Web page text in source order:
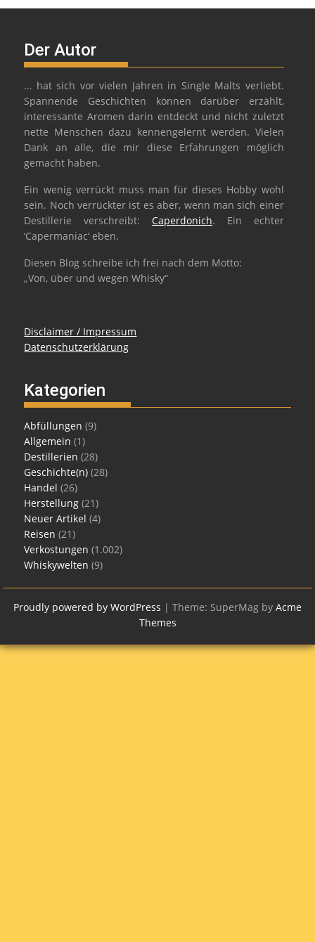
Der Autor
… hat sich vor vielen Jahren in Single Malts verliebt.
Spannende Geschichten können darüber erzählt,
interessante Aromen darin entdeckt und nicht zuletzt
nette Menschen dazu kennengelernt werden. Vielen
Dank an alle, die mir diese Erfahrungen möglich
gemacht haben.
Ein wenig verrückt muss man für dieses Hobby wohl
sein. Noch verrückter ist es aber, wenn man sich einer
Destillerie verschreibt: Caperdonich. Ein echter
‘Capermaniac‘ eben.
Diesen Blog schreibe ich frei nach dem Motto:
„Von, über und wegen Whisky“
Disclaimer / Impressum
Datenschutzerklärung
Kategorien
Abfüllungen (9)
Allgemein (1)
Destillerien (28)
Geschichte(n) (28)
Handel (26)
Herstellung (21)
Neuer Artikel (4)
Reisen (21)
Verkostungen (1.002)
Whiskywelten (9)
Proudly powered by WordPress | Theme: SuperMag by Acme
Themes